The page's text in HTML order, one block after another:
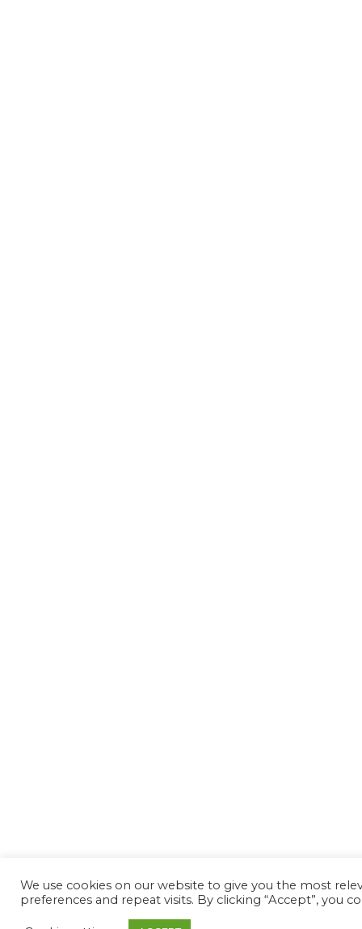
We use cookies on our website to give you the most
preferences and repeat visits. By clicking “Accept”, you